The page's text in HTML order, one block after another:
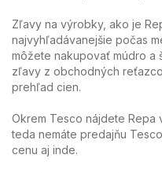
Zľavy na výrobky, ako je
najvyhľadávanejšie počas
môžete nakupovať múdro a
zľavy z obchodných
prehľad cien.
Okrem Tesco nájdete Repa
teda nemáte predajňu
cenu aj inde.